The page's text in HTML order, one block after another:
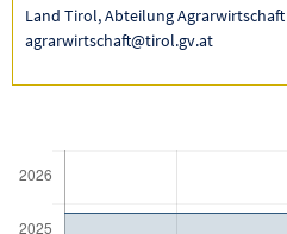
Land Tirol, Abteilung Agrarwirtschaft
agrarwirtschaft@tirol.gv.at